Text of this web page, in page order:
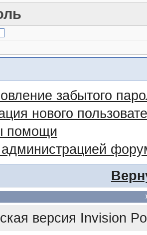
забытого
нового
помощи
версия Invision